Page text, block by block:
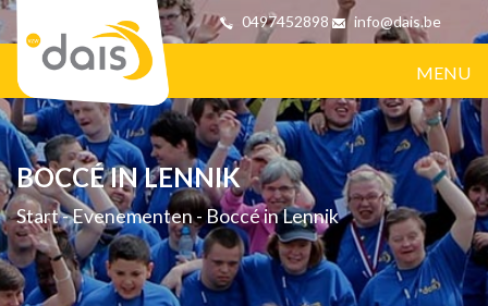
0497452898 info@dais.be
MENU
BOCCÉ IN LENNIK
Start-Evenementen-Boccé in Lennik